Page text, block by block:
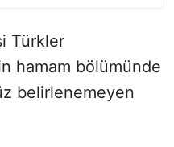
Türkler
hamam bölümünde
belirlenemeyen